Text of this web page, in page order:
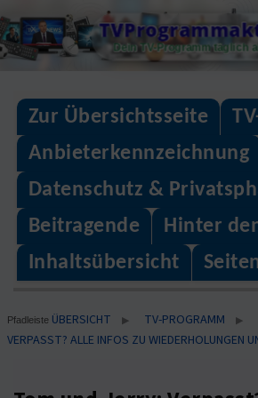
Skip
to
Dein TV-Programm täglich
Zur Übersichtsseite
Anbieterkennzeichnung
Datenschutz &
Beitragende
Hinter
Inhaltsübersicht
Pfadleiste ÜBERSICHT ▶ TV-PROGRAMM ▶
VERPASST? ALLE INFOS ZU WIEDERHOLUNGEN